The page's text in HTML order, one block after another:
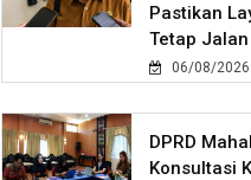
Pastikan
Tetap Jalan
06/08/2026
DPRD
Konsultasi